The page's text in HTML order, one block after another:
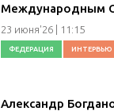
Международным
23 июня'26 | 11:15
ФЕДЕРАЦИЯ ИНТЕРВЬЮ
Александр